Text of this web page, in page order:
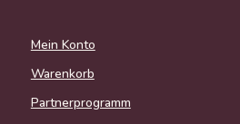
Mein Konto
Warenkorb
Partnerprogramm